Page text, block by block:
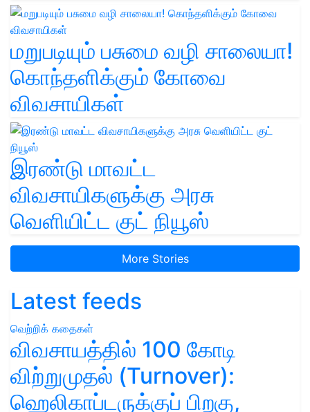
மறுபடியும் பசுமை வழி சாலையா!
கொந்தளிக்கும் கோவை
விவசாயிகள்
இரண்டு மாவட்ட
விவசாயிகளுக்கு அரசு
வெளியிட்ட குட் நியூஸ்
More Stories
Latest feeds
வெற்றிக் கதைகள்
விவசாயத்தில் 100 கோடி
விற்றுமுதல் (Turnover):
ஹெலிகாப்டருக்குப் பிறகு,